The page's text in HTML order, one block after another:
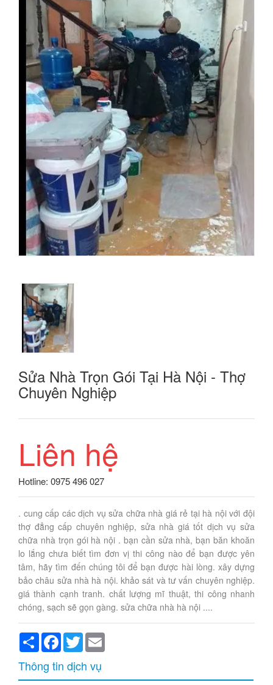
Sửa Nhà Trọn Gói Tại Hà Nội - Thợ
Chuyên Nghiệp
Liên hệ
Hotline: 0975 496 027
. cung cấp các dịch vụ sửa chữa nhà giá rẻ tại hà nội với đội
thợ đẳng cấp chuyên nghiệp, sửa nhà giá tốt dịch vụ sửa
chữa nhà trọn gói hà nội . bạn cần sửa nhà, bạn băn khoăn
lo lắng chưa biết tìm đơn vị thi công nào để bạn được yên
tâm, hãy tìm đến chúng tôi để bạn được hài lòng. xây dựng
bảo châu sửa nhà hà nội. khảo sát và tư vấn chuyên nghiệp.
giá thành cạnh tranh. chất lượng mĩ thuật, thi công nhanh
chóng, sạch sẽ gọn gàng. sửa chữa nhà hà nội ....
ShareFacebook
Twitter
Thông tin dịch vụ